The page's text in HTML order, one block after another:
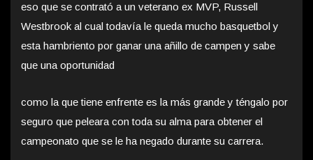
eso que se contrató a un veterano ex MVP, Russell
Westbrook al cual todavía le queda mucho basquetbol y
esta hambriento por ganar una añillo de campen y sabe
que una oportunidad
como la que tiene enfrente es la más grande y téngalo por
seguro que peleara con toda su alma para obtener el
campeonato que se le ha negado durante su carrera.